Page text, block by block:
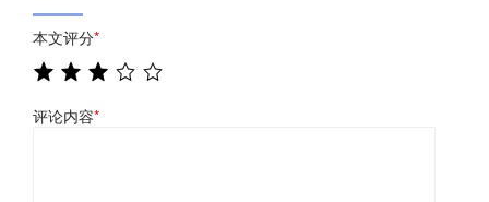
本文评分*
评论内容*